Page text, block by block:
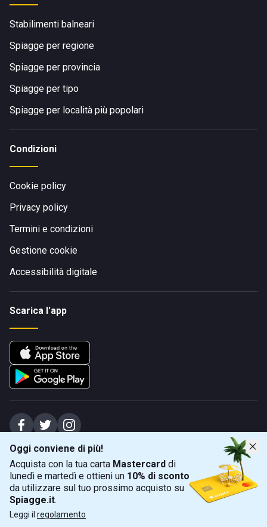
Oggi conviene di più!
Acquista con la tua carta Mastercard di
lunedì e martedì e ottieni un 10% di sconto
da utilizzare sul tuo prossimo acquisto su
Spiagge.it.
Leggi il regolamento
Stabilimenti balneari
Spiagge per regione
Spiagge per provincia
Spiagge per tipo
Spiagge per località più popolari
Condizioni
Cookie policy
Privacy policy
Termini e condizioni
Gestione cookie
Accessibilità digitale
Scarica l'app
Spiagge Srl - Sede legale: Via Marecchiese 48, 47923 Rimini (RN), IT -
capitale sociale Euro 31245,57 - Iscritta al registro delle imprese di Rimini
Sede operativa: Via Flaminia 180, 47924 Rimini (RN), IT
+39 0541 772375
info@spiagge.it - p.i./c.f. 04536640404
© 2026 Spiagge Srl. Tutti i diritti riservati.